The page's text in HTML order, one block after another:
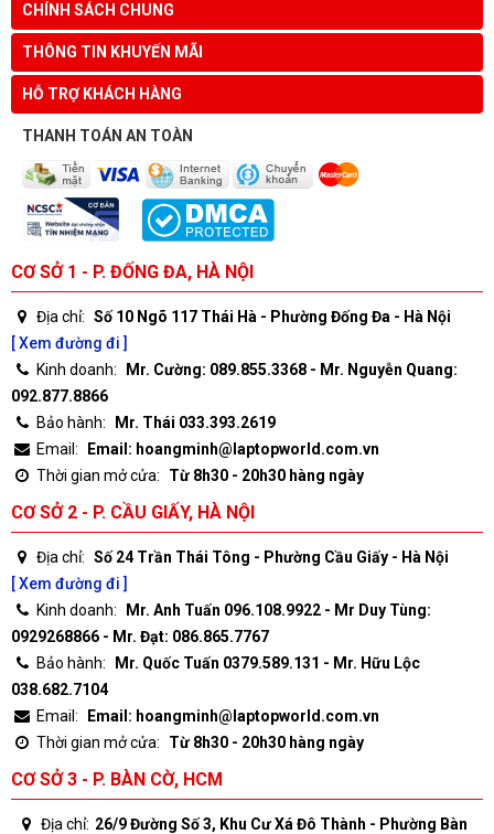
CHÍNH SÁCH CHUNG
THÔNG TIN KHUYẾN MÃI
HỖ TRỢ KHÁCH HÀNG
THANH TOÁN AN TOÀN
CƠ SỞ 1 - P. ĐỐNG ĐA, HÀ NỘI
Địa chỉ: Số 10 Ngõ 117 Thái Hà - Phường Đống Đa - Hà Nội
[ Xem đường đi ]
Kinh doanh:
Mr. Cường: 089.855.3368 - Mr. Nguyễn Quang:
092.877.8866
Bảo hành:
Mr. Thái 033.393.2619
Email:
Email: hoangminh@laptopworld.com.vn
Thời gian mở cửa:
Từ 8h30 - 20h30 hàng ngày
CƠ SỞ 2 - P. CẦU GIẤY, HÀ NỘI
Địa chỉ: Số 24 Trần Thái Tông - Phường Cầu Giấy - Hà Nội
[ Xem đường đi ]
Kinh doanh:
Mr. Anh Tuấn 096.108.9922 - Mr Duy Tùng:
0929268866 - Mr. Đạt: 086.865.7767
Bảo hành:
Mr. Quốc Tuấn 0379.589.131 - Mr. Hữu Lộc
038.682.7104
Email:
Email: hoangminh@laptopworld.com.vn
Thời gian mở cửa:
Từ 8h30 - 20h30 hàng ngày
CƠ SỞ 3 - P. BÀN CỜ, HCM
Địa chỉ: 26/9 Đường Số 3, Khu Cư Xá Đô Thành - Phường Bàn